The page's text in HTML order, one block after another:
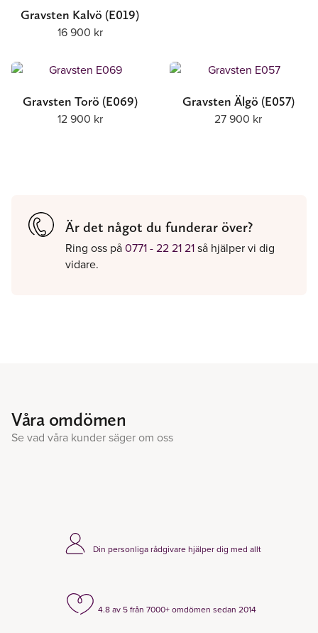
Gravsten Kalvö (E019)
16 900 kr
Gravsten Torö (E069)
12 900 kr
Gravsten Älgö (E057)
27 900 kr
Är det något du funderar över?
Ring oss på0771 - 22 21 21så hjälper vi dig
vidare.
Våra omdömen
Se vad våra kunder säger om oss
Din personliga rådgivare hjälper dig med allt
4.8 av 5 från 7000+ omdömen sedan 2014